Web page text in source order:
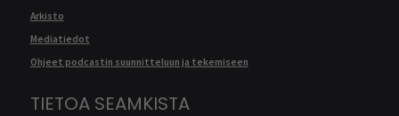
Arkisto
Mediatiedot
Ohjeet podcastin suunnitteluun ja tekemiseen
TIETOA SEAMKISTA